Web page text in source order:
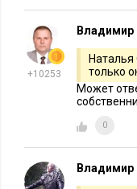
Executive.ru:Как
С.Е.:Доходы,
совокупных
контрактов в
компаний. Еще
директоров.
Executive.ru:О
+10253
Владимир
Наталья
только
Может
0
Владимир